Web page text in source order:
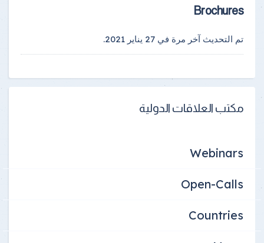
Brochures
تم التحديث آخر مرة في 27 يناير 2021 .
مكتب العلاقات الدولية
Webinars
Open-Calls
Countries